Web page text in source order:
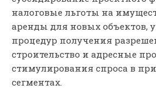
налоговые льготы на
аренды для новых объектов,
процедур получения
строительство и адресные
стимулирования спроса в
сегментах.